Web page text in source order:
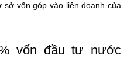
vốn góp vào liên doanh của
vốn đầu tư nước